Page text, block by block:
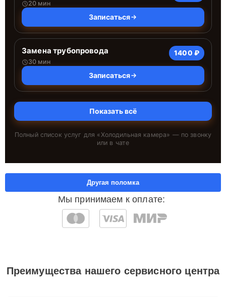
20 мин
Записаться
Замена трубопровода
30 мин
1400 ₽
Записаться
Показать всё
Полный список услуг для «Холодильная камера» — по звонку
или в чате
Мы принимаем к оплате:
Другая поломка
Преимущества нашего сервисного центра